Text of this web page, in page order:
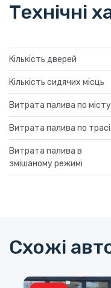
Технічні
Кількість дверей
Кількість сидячих місць
Витрата палива по місту
Витрата палива по трасі
Витрата палива в
змішаному режимі
Схожі